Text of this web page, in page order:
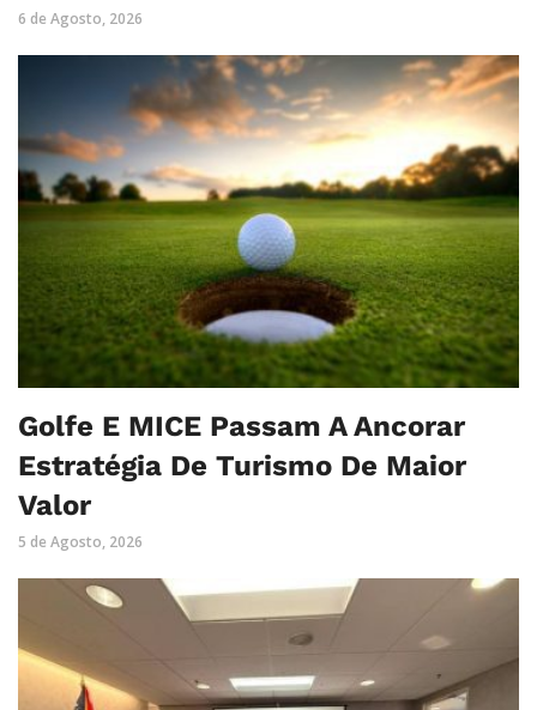
6 de Agosto, 2026
Golfe E MICE Passam A Ancorar
Estratégia De Turismo De Maior
Valor
5 de Agosto, 2026